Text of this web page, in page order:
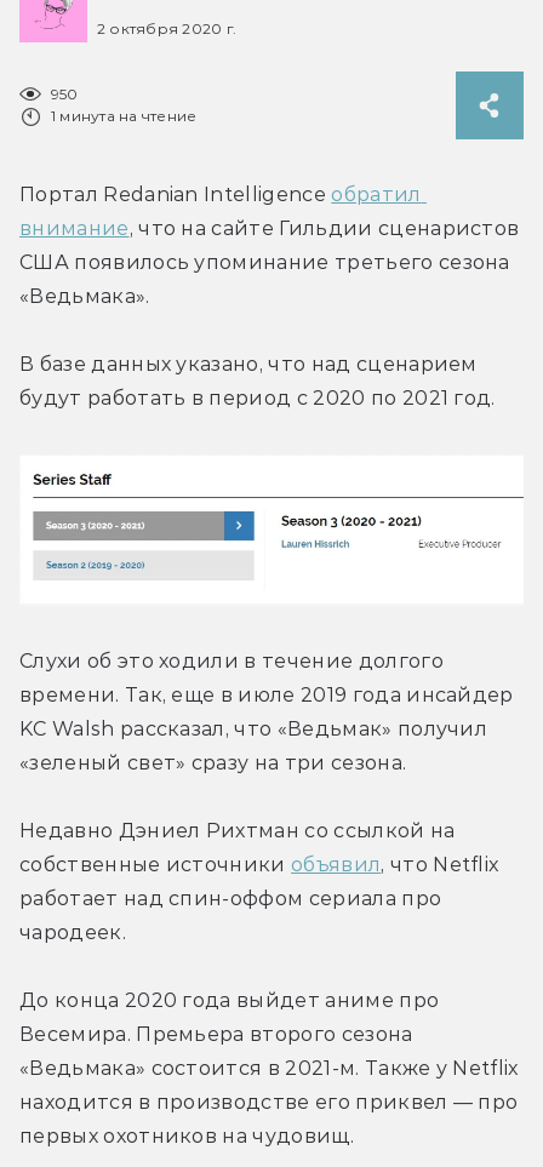
2 октября 2020 г.
950
1 минута на чтение
Портал Redanian Intelligence обратил
внимание, что на сайте Гильдии сценаристов
США появилось упоминание третьего сезона
«Ведьмака».
В базе данных указано, что над сценарием
будут работать в период с 2020 по 2021 год.
Слухи об это ходили в течение долгого
времени. Так, еще в июле 2019 года инсайдер
KC Walsh рассказал, что «Ведьмак» получил
«зеленый свет» сразу на три сезона.
Недавно Дэниел Рихтман со ссылкой на
собственные источники объявил, что Netflix
работает над спин-оффом сериала про
чародеек.
До конца 2020 года выйдет аниме про
Весемира. Премьера второго сезона
«Ведьмака» состоится в 2021-м. Также у Netflix
находится в производстве его приквел — про
первых охотников на чудовищ.